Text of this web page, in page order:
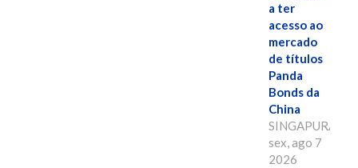
a ter
acesso ao
mercado
de títulos
Panda
Bonds da
China
SINGAPURA,
sex, ago 7
2026